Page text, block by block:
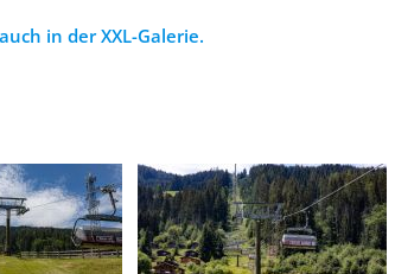
in der XXL-Galerie.